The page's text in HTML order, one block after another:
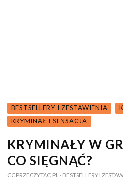
BESTSELLERY I ZESTAWIENIA
KRYMINAŁ I SENSACJA
KRYMINAŁY W
CO SIĘGNĄĆ?
COPRZECZYTAC.PL - BESTSELLERY I